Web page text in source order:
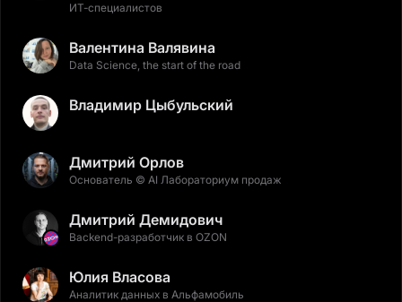
ИТ-специалистов
Валентина Валявина
Data Science, the start of the road
Владимир Цыбульский
Дмитрий Орлов
Основатель © AI Лабораториум продаж
Дмитрий Демидович
Backend-разработчик в OZON
Юлия Власова
Аналитик данных в Альфамобиль